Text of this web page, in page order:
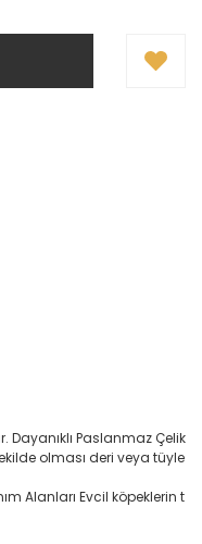
Dayanıklı Paslanmaz Çelik
olması deri veya tüyle
Alanları Evcil köpeklerin t